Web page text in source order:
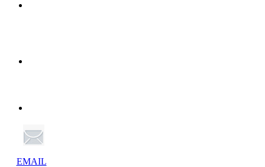
EMAIL